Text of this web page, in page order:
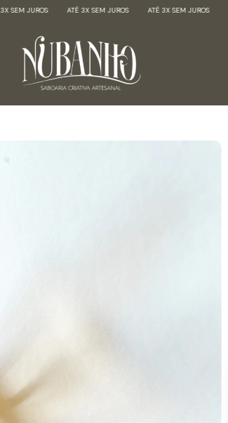
ATÉ 3X SEM JUROS ATÉ 3X SEM JUROS ATÉ 3X SEM JUROS